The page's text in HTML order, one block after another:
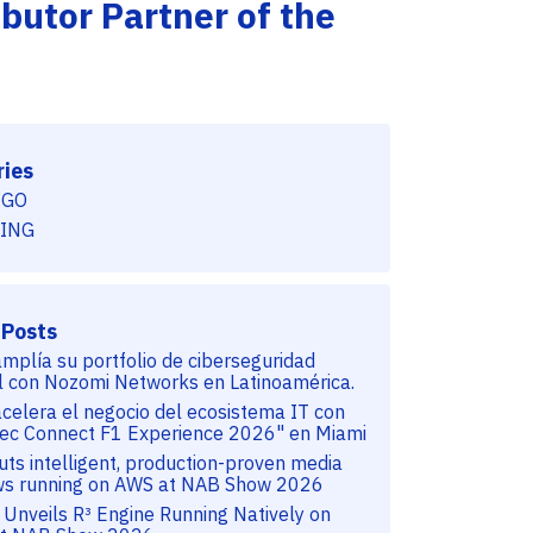
Professional Services
SABER MÁS
Eventos
SABER MÁS
Partner of the
su portfolio de ciberseguridad
con Nozomi Networks en Latinoamérica.
el negocio del ecosistema IT con
Connect F1 Experience 2026" en Miami
intelligent, production-proven media
running on AWS at NAB Show 2026
R³ Engine Running Natively on